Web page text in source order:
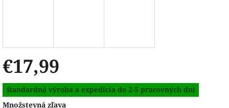
€17,99
Jednotková
cena:
štandardná výroba a expedícia do 2-5 pracovných dní
Množstevná zľava